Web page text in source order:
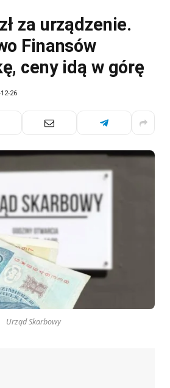
za urządzenie.
Finansów
ceny idą w górę
26
Urząd Skarbowy